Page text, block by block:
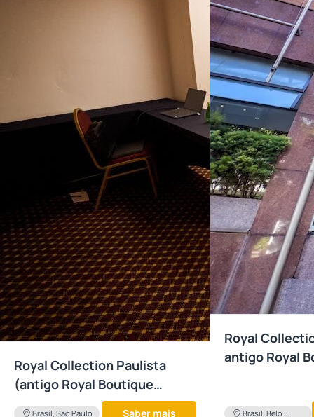
Royal Collection Paulista
(antigo Royal Boutique
Jardins)
Brasil, Sao Paulo Saber mais
Royal
antigo Royal
Brasil, Belo